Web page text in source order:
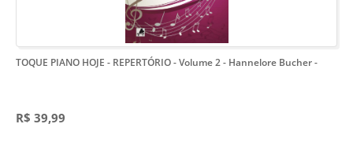
TOQUE PIANO HOJE - REPERTÓRIO - Volume 2 - Hannelore Bucher-
R$ 39,99